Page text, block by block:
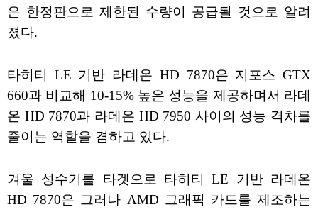
은 한정판으로 제한된 수량이 공급될 것으로 알려
졌다.
타히티 LE 기반 라데온 HD 7870은 지포스 GTX
660과 비교해 10-15% 높은 성능을 제공하며서 라데
온 HD 7870과 라데온 HD 7950 사이의 성능 격차를
줄이는 역할을 겸하고 있다.
겨울 성수기를 타겟으로 타히티 LE 기반 라데온
HD 7870은 그러나 AMD 그래픽 카드를 제조하는